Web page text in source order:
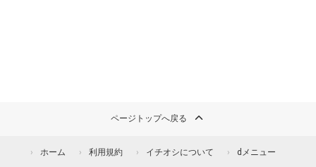
ページトップへ戻る
ホーム 利用規約 イチオシについて dメニュー